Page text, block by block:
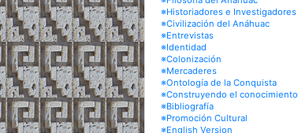
※Historiadores e Investigadores
※Civilización del Anáhuac
※Entrevistas
※Identidad
※Colonización
※Mercaderes
※Ontología de la Conquista
※Construyendo el conocimiento
※Bibliografía
※Promoción Cultural
※English Version